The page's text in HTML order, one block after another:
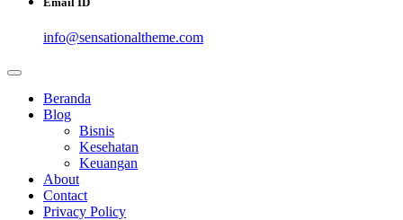
info@sensationaltheme.com
Beranda
Blog
Bisnis
Kesehatan
Keuangan
About
Contact
Privacy Policy